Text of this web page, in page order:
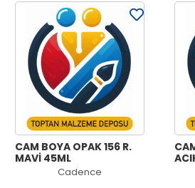
CAM BOYA OPAK 156 R.
MAVİ 45ML
Cadence